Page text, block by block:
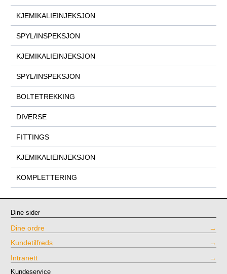
KJEMIKALIEINJEKSJON
SPYL/INSPEKSJON
KJEMIKALIEINJEKSJON
SPYL/INSPEKSJON
BOLTETREKKING
DIVERSE
FITTINGS
KJEMIKALIEINJEKSJON
KOMPLETTERING
Dine sider
Dine ordre
Kundetilfreds
Intranett
Kundeservice